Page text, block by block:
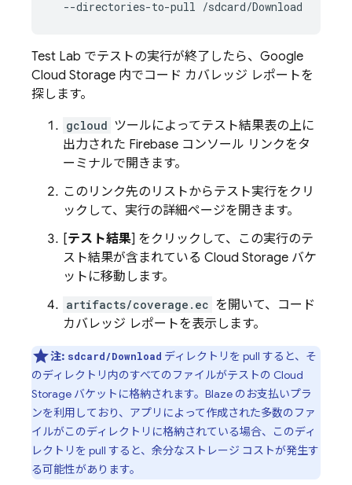
Test Lab でテストの実行が終了したら、 Google
Cloud Storage 内でコード カバレッジ レポートを
探します。
gcloud ツールによってテスト結果表の上に
出力された Firebase コンソール リンクをタ
ーミナルで開きます。
このリンク先のリストからテスト実行をクリ
ックして、実行の詳細ページを開きます。
[テスト結果] をクリックして、この実行のテ
スト結果が含まれている Cloud Storage バケ
ットに移動します。
artifacts/coverage.ec を開いて、コード
カバレッジ レポートを表示します。
注: sdcard/Download ディレクトリを pull すると、そ
のディレクトリ内のすべてのファイルがテストの Cloud
Storage バケットに格納されます。 Blaze のお支払いプラ
ンを利用しており、アプリによって作成された多数のファ
イルがこのディレクトリに格納されている場合、このディ
レクトリを pull すると、余分なストレージ コストが発生す
る可能性があります。